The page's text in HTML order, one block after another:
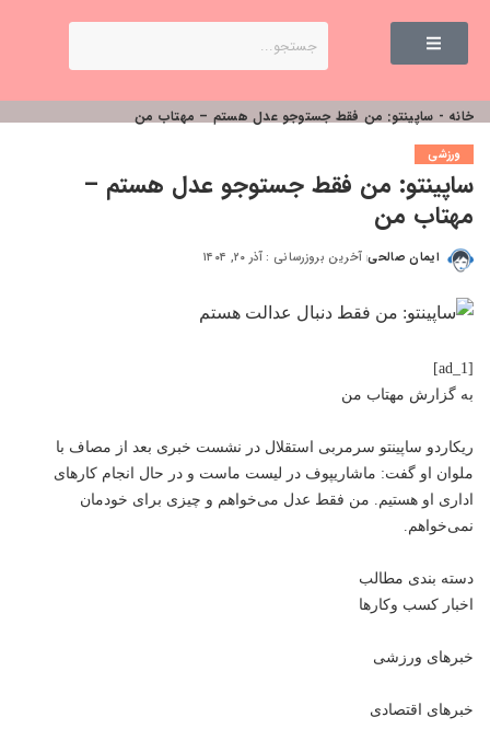
خانه - ساپینتو: من فقط جستوجو عدل هستم – مهتاب من
ورزشی
ساپینتو: من فقط جستوجو عدل هستم –
مهتاب من
ایمان صالحی آخرین بروزرسانی : آذر ۲۰, ۱۴۰۴
[ad_1]
به گزارش مهتاب من
ریکاردو ساپینتو سرمربی استقلال در نشست خبری بعد از مصاف با
ملوان او گفت: ماشاریپوف در لیست ماست و در حال انجام کارهای
اداری او هستیم. من فقط عدل می‌خواهم و چیزی برای خودمان
نمی‌خواهم.
دسته بندی مطالب
اخبار کسب وکارها
خبرهای ورزشی
خبرهای اقتصادی